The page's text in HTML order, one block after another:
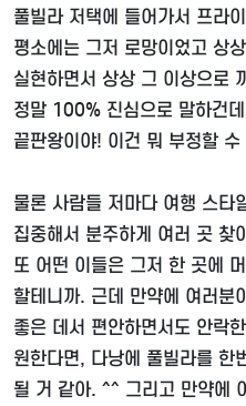
풀빌라 저택에 들어가서 프라
평소에는 그저 로망이었고 상
실현하면서 상상 그 이상으로
정말 100% 진심으로 말하건
끝판왕이야! 이건 뭐 부정할
물론 사람들 저마다 여행 스타
집중해서 분주하게 여러 곳 찾
또 어떤 이들은 그저 한 곳에
할테니까. 근데 만약에 여러분
좋은 데서 편안하면서도 안락
원한다면, 다낭에 풀빌라를 한
될 거 같아. ^^ 그리고 만약에